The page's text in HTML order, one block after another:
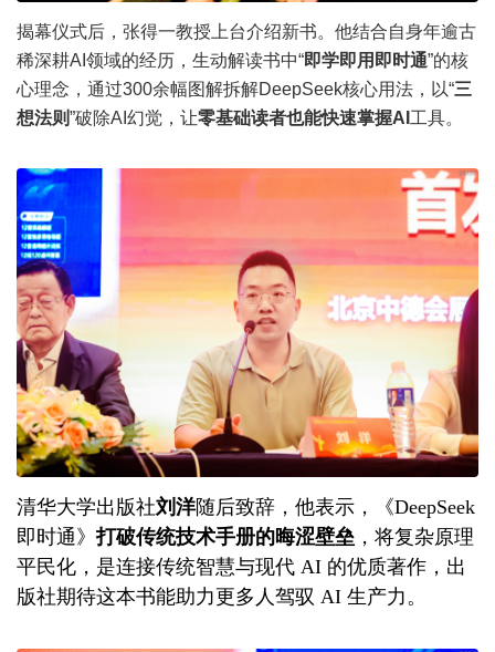
揭幕仪式后，张得一教授上台介绍新书。他结合自身年逾古
稀深耕AI领域的经历，生动解读书中“即学即用即时通”的核
心理念，通过300余幅图解拆解DeepSeek核心用法，以“三
想法则”破除AI幻觉，让零基础读者也能快速掌握AI 工具。
清华大学出版社刘洋随后致辞，他表示，《DeepSeek
即时通》打破传统技术手册的晦涩壁垒 ，将复杂原理
平民化，是连接传统智慧与现代 AI 的优质著作，出
版社期待这本书能助力更多人驾驭 AI 生产力。